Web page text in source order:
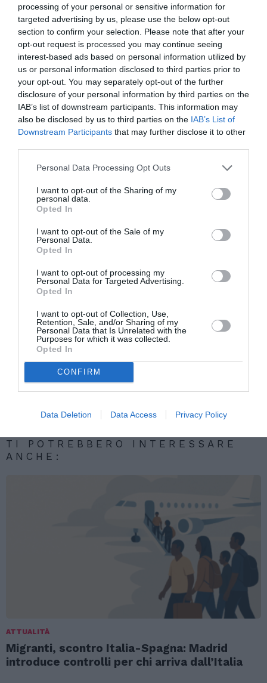
processing of your personal or sensitive information for
targeted advertising by us, please use the below opt-out
section to confirm your selection. Please note that after your
opt-out request is processed you may continue seeing
interest-based ads based on personal information utilized by
us or personal information disclosed to third parties prior to
your opt-out. You may separately opt-out of the further
disclosure of your personal information by third parties on the
IAB’s list of downstream participants. This information may
also be disclosed by us to third parties on the IAB’s List of
Downstream Participants that may further disclose it to other
Personal Data Processing Opt Outs
I want to opt-out of the Sharing of my
personal data.
Opted In
I want to opt-out of the Sale of my
Personal Data.
Opted In
I want to opt-out of processing my
Personal Data for Targeted Advertising.
Opted In
I want to opt-out of Collection, Use,
Retention, Sale, and/or Sharing of my
Personal Data that Is Unrelated with the
Purposes for which it was collected.
Opted In
CONFIRM
Data Deletion Data Access Privacy Policy
Per partecipare all’incontro, le associazioni
scrivendo a: assistenza_dgimm@anpalservizi.it.
Articolo precedente
Molteni (Lega): “Siamo al governo per
impedire lo Ius Soli”
Articolo seguente
Bollettino covid 4 giugno: sono 73 le
TI POTREBBERO INTERESSARE
ANCHE:
ATTUALITÀ
Migranti, scontro Italia-Spagna: Madrid
introduce controlli per chi arriva dall’Italia